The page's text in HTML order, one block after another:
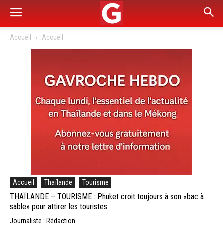
Accueil Accueil
Accueil Thaïlande Tourisme
THAÏLANDE – TOURISME : Phuket croit toujours à son «bac à
sable» pour attirer les touristes
Journaliste : Rédaction